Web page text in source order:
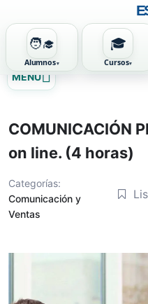
🧑‍🎓
Alumnos
🎓
Cursos
al
MENU
COMUNICACIÓN
on line. (4 horas)
Categorías:
Comunicación y
Ventas